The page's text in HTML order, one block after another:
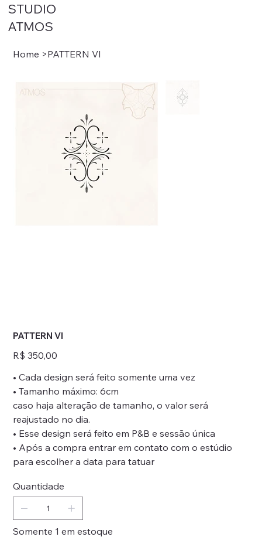
STUDIO
ATMOS
Home >PATTERN VI
PATTERN VI
Preço
R$ 350,00
• Cada design será feito somente uma vez
• Tamanho máximo: 6cm
caso haja alteração de tamanho, o valor será
reajustado no dia.
• Esse design será feito em P&B e sessão única
• Após a compra entrar em contato com o estúdio
para escolher a data para tatuar
Quantidade
Somente 1 em estoque